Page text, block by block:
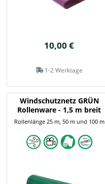
10,00 €
1-2 Werktage
Windschutznetz GRÜN
Rollenware - 1,5 m breit
Rollenlänge 25 m, 50 m und 100 m